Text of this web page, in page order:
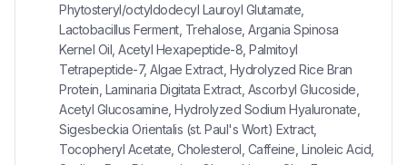
Phytosteryl/octyldodecyl Lauroyl Glutamate,
Lactobacillus Ferment, Trehalose, Argania Spinosa
Kernel Oil, Acetyl Hexapeptide-8, Palmitoyl
Tetrapeptide-7, Algae Extract, Hydrolyzed Rice Bran
Protein, Laminaria Digitata Extract, Ascorbyl Glucoside,
Acetyl Glucosamine, Hydrolyzed Sodium Hyaluronate,
Sigesbeckia Orientalis (st. Paul's Wort) Extract,
Tocopheryl Acetate, Cholesterol, Caffeine, Linoleic Acid,